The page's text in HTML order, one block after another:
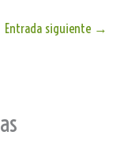
Entrada siguiente →